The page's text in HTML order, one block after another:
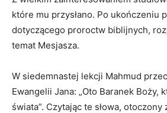
które mu przysłano. Po ukończeniu
dotyczącego proroctw biblijnych,
temat Mesjasza.
W siedemnastej lekcji Mahmud
Ewangelii Jana: „Oto Baranek Boży,
świata”. Czytając te słowa, otoczony